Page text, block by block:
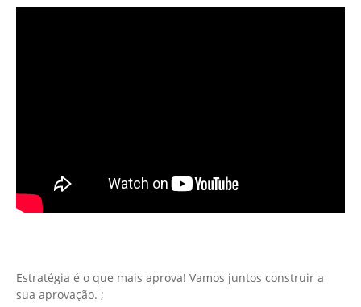
Estratégia é o que mais aprova! Vamos juntos construir a
sua aprovação. ;